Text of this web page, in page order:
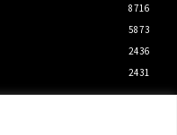
8716
5873
2436
2431